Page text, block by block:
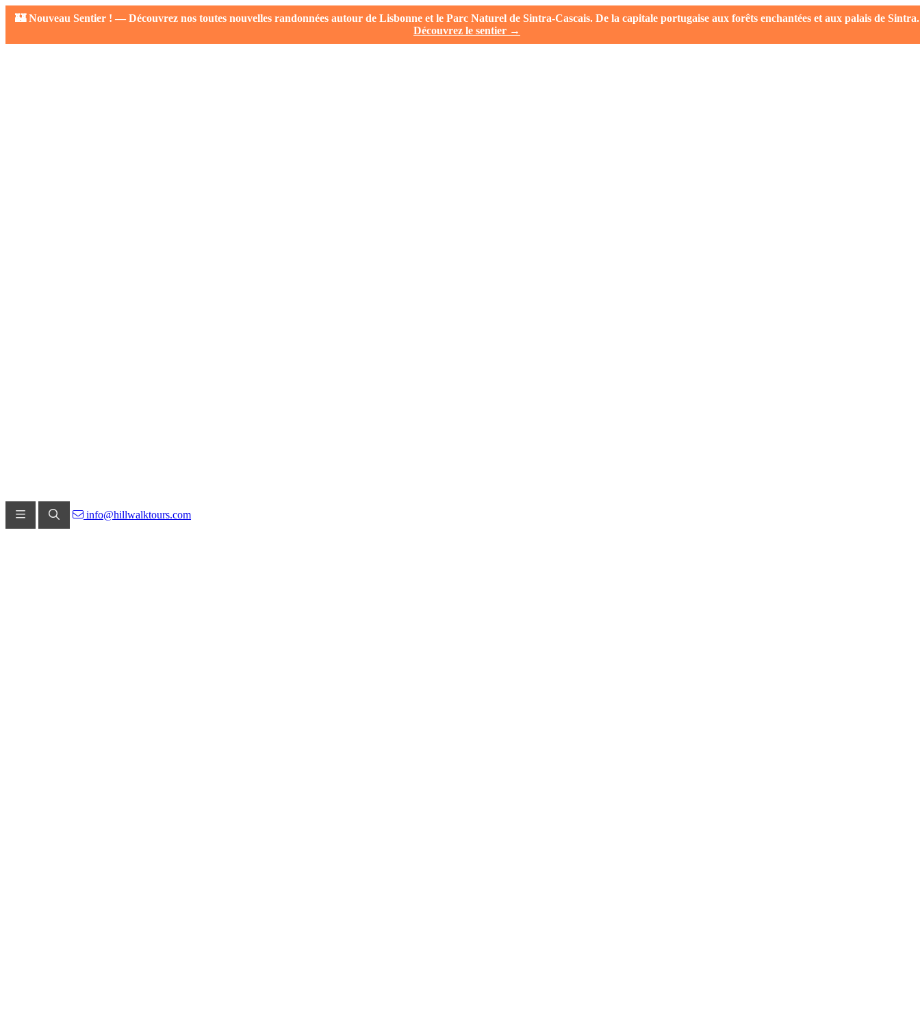
🏰 Nouveau Sentier ! — Découvrez nos toutes nouvelles randonnées autour de Lisbonne et le Parc Naturel de Sintra-Cascais. De la capitale portugaise aux forêts enchantées et aux palais de Sintra.
Découvrez le sentier →
info@hillwalktours.com